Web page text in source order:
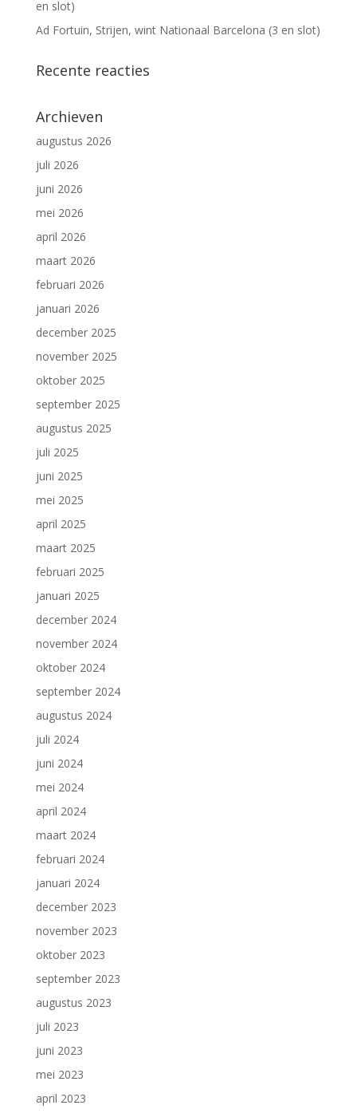
en slot)
Ad Fortuin, Strijen, wint Nationaal Barcelona (3 en slot)
Recente reacties
Archieven
augustus 2026
juli 2026
juni 2026
mei 2026
april 2026
maart 2026
februari 2026
januari 2026
december 2025
november 2025
oktober 2025
september 2025
augustus 2025
juli 2025
juni 2025
mei 2025
april 2025
maart 2025
februari 2025
januari 2025
december 2024
november 2024
oktober 2024
september 2024
augustus 2024
juli 2024
juni 2024
mei 2024
april 2024
maart 2024
februari 2024
januari 2024
december 2023
november 2023
oktober 2023
september 2023
augustus 2023
juli 2023
juni 2023
mei 2023
april 2023